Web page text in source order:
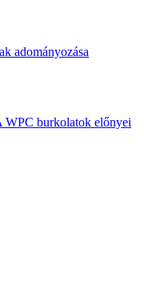
adományozása
WPC burkolatok előnyei